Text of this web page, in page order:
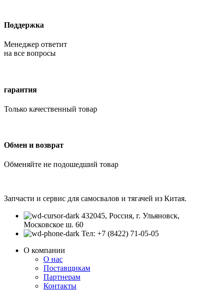
Поддержка
Менеджер ответит
на все вопросы
гарантия
Только качественный товар
Обмен и возврат
Обменяйте не подошедший товар
Запчасти и сервис для самосвалов и тягачей из Китая.
432045, Россия, г. Ульяновск,
Московское ш. 60
Тел: +7 (8422) 71-05-05
О компании
О нас
Поставщикам
Партнерам
Контакты